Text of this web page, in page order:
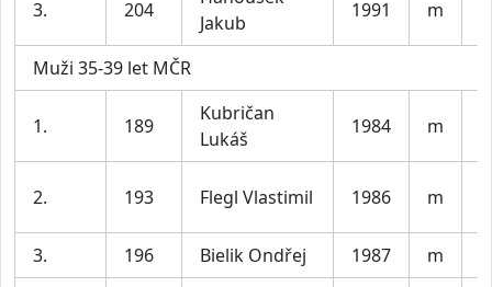
3. 204
Jakub
1991 m
Muži 35-39 let MČR
1. 189
Kubričan
Lukáš
1984 m
2. 193 Flegl Vlastimil 1986 m
3.
196 Bielik Ondřej 1987 m